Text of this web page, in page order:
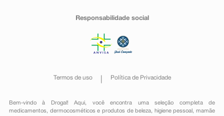
Responsabilidade social
Termos de uso Política de Privacidade
Bem-vindo à Drogal! Aqui, você encontra uma seleção completa de
medicamentos , dermocosméticos e produtos de beleza, higiene pessoal ,mamãe